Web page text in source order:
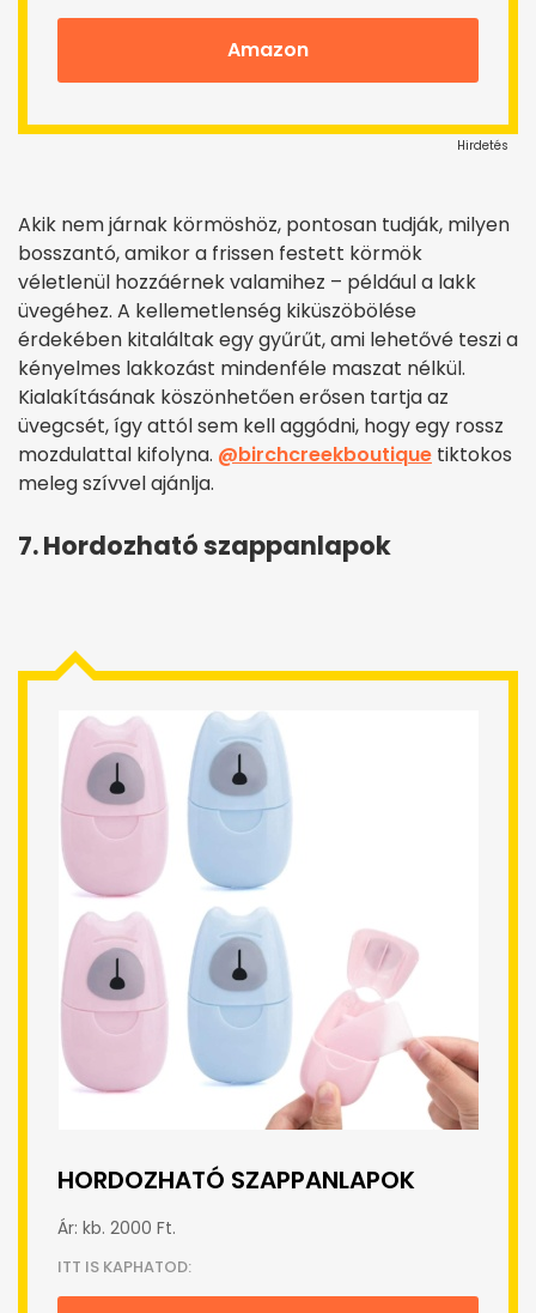
Amazon
Hirdetés
Akik nem járnak körmöshöz, pontosan tudják, milyen
bosszantó, amikor a frissen festett körmök
véletlenül hozzáérnek valamihez – például a lakk
üvegéhez. A kellemetlenség kiküszöbölése
érdekében kitaláltak egy gyűrűt, ami lehetővé teszi a
kényelmes lakkozást mindenféle maszat nélkül.
Kialakításának köszönhetően erősen tartja az
üvegcsét, így attól sem kell aggódni, hogy egy rossz
mozdulattal kifolyna. @birchcreekboutique tiktokos
meleg szívvel ajánlja.
7. Hordozható szappanlapok
HORDOZHATÓ SZAPPANLAPOK
Ár: kb. 2000 Ft.
ITT IS KAPHATOD: